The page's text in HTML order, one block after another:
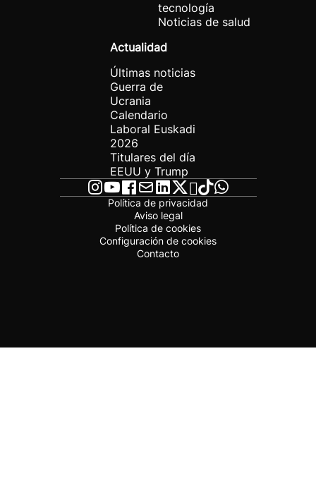
tecnología
Noticias de salud
Actualidad
Últimas noticias
Guerra de
Ucrania
Calendario
Laboral Euskadi
2026
Titulares del día
EEUU y Trump
Política de privacidad
Aviso legal
Política de cookies
Configuración de cookies
Contacto